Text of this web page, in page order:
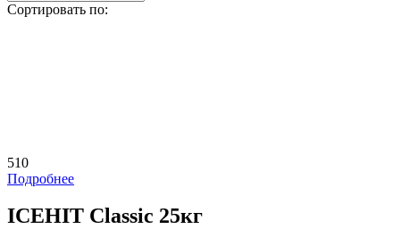
Сортировать по:
510
Подробнее
ICEHIT Classic 25кг